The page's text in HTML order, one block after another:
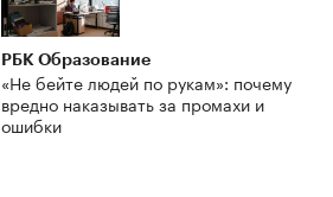
РБК Образование
«Не бейте людей по рукам»: почему
вредно наказывать за промахи и
ошибки